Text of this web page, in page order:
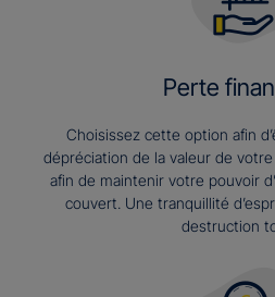
Perte
Choisissez cette option afin
dépréciation de la valeur de votre
afin de maintenir votre pouvoir
couvert. Une tranquillité
destruction